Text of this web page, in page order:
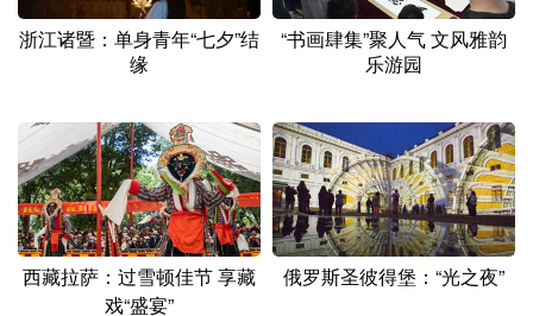
浙江诸暨：单身青年“七夕”结
缘
“书画肆集”聚人气 文风雅韵
乐游园
西藏拉萨：过雪顿佳节 享藏
戏“盛宴”
俄罗斯圣彼得堡：“光之夜”